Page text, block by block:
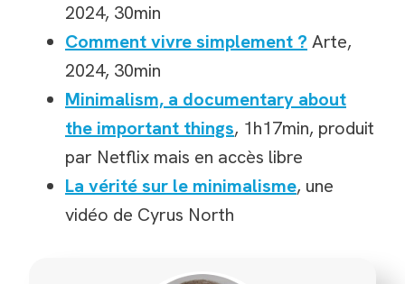
2024, 30min
Comment vivre simplement ? Arte,
2024, 30min
Minimalism, a documentary about
the important things, 1h17min, produit
par Netflix mais en accès libre
La vérité sur le minimalisme, une
vidéo de Cyrus North